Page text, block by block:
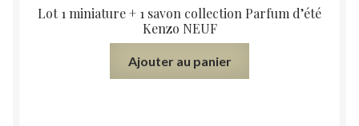
Lot 1 miniature + 1 savon collection Parfum d’été
Kenzo NEUF
Ajouter au panier